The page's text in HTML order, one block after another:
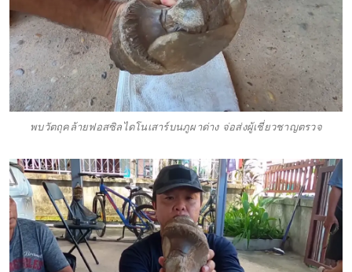
พบวัตถุคล้ายฟอสซิลไดโนเสาร์บนภูผาด่าง จ่อส่งผู้เชี่ยวชาญตรวจ